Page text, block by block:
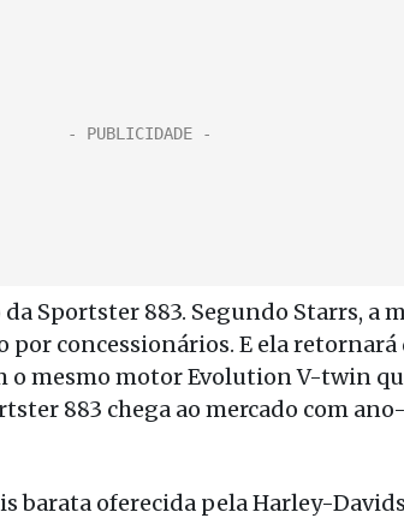
Sportster 883. Segundo Starrs, a
concessionários. E ela retornará
o mesmo motor Evolution V-twin
883 chega ao mercado com
barata oferecida pela Harley-